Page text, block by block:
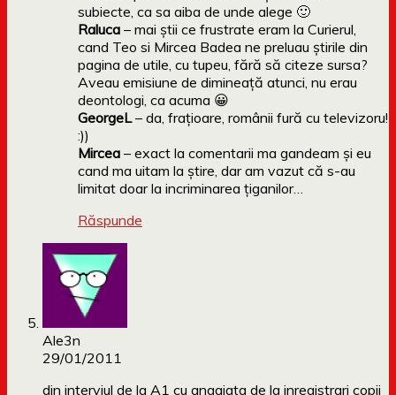
subiecte, ca sa aiba de unde alege 🙂
Raluca – mai știi ce frustrate eram la Curierul,
cand Teo si Mircea Badea ne preluau știrile din
pagina de utile, cu tupeu, fără să citeze sursa?
Aveau emisiune de dimineață atunci, nu erau
deontologi, ca acuma 😀
GeorgeL– da, frațioare, românii fură cu televizoru!
:))
Mircea – exact la comentarii ma gandeam și eu
cand ma uitam la știre, dar am vazut că s-au
limitat doar la incriminarea țiganilor…
Răspunde
Ale3n
29/01/2011
din interviul de la A1 cu angajata de la inregistrari copii